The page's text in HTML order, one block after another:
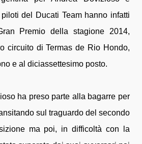
del Ducati Team hanno infatti
Premio della stagione 2014,
circuito di Termas de Rio Hondo,
e al diciassettesimo posto.
ha preso parte alla bagarre per
sul traguardo del secondo
ma poi, in difficoltà con la